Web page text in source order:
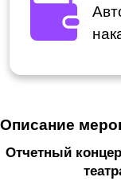
Описание
Отчетный